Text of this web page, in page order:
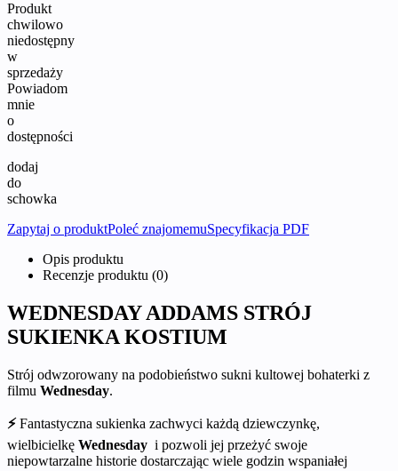
Produkt
chwilowo
niedostępny
w
sprzedaży
Powiadom
mnie
o
dostępności
dodaj
do
schowka
Zapytaj o produktPoleć znajomemuSpecyfikacja PDF
Opis produktu
Recenzje produktu (0)
WEDNESDAY ADDAMS STRÓJ
SUKIENKA KOSTIUM
Strój odwzorowany na podobieństwo sukni kultowej bohaterki z
filmu Wednesday.
⚡Fantastyczna sukienka zachwyci każdą dziewczynkę,
wielbicielkę Wednesday i pozwoli jej przeżyć swoje
niepowtarzalne historie dostarczając wiele godzin wspaniałej